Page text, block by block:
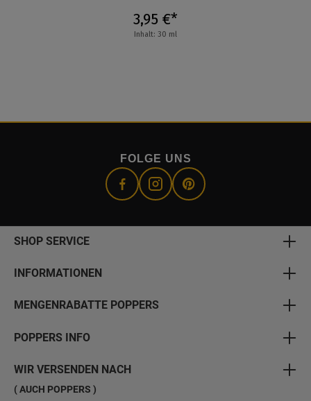
3,95 €*
Inhalt: 30 ml
FOLGE UNS
SHOP SERVICE
INFORMATIONEN
MENGENRABATTE POPPERS
POPPERS INFO
WIR VERSENDEN NACH
( AUCH POPPERS )